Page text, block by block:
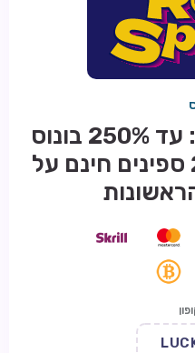
חבילת קבלת פנים: עד 250% בונוס
עד €2,000 + 200 ספינים חינם על